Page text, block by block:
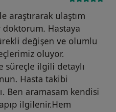
araştırarak ulaştım
doktorum. Hastaya
değişen ve olumlu
oluyor.
süreçle ilgili detaylı
Hasta takibi
Ben aramasam kendisi
ilgilenir.Hem